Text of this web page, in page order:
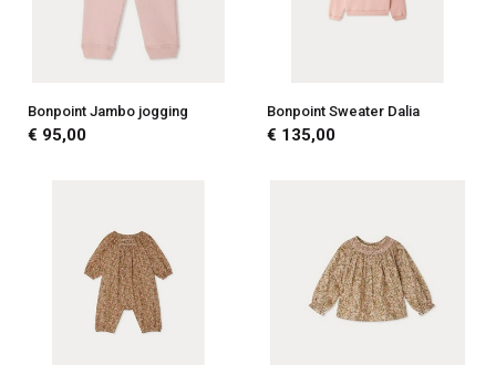
Bonpoint Jambo jogging
€ 95,00
Bonpoint Sweater Dalia
€ 135,00